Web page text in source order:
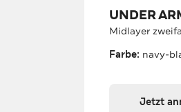
UNDER
Midlayer
Farbe: navy-
Jetzt